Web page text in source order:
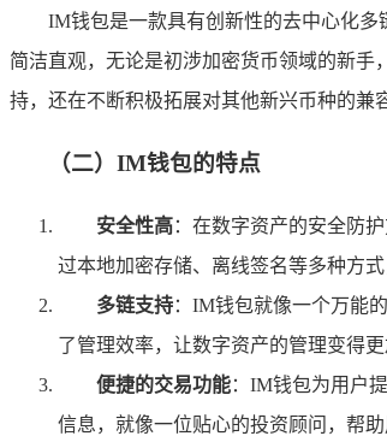
IM钱包是一款具有创新性的去中心化
简洁直观，无论是初涉加密货币领域的新
持，还在不断积极拓展对其他新兴币种的兼
（二）IM钱包的特点
安全性高：在数字资产的安全防
过本地加密存储、离线签名等多种方
多链支持：IM钱包就像一个万能
了管理效率，让数字资产的管理变得更
便捷的交易功能：IM钱包为用户
信息，就像一位贴心的投资顾问，帮